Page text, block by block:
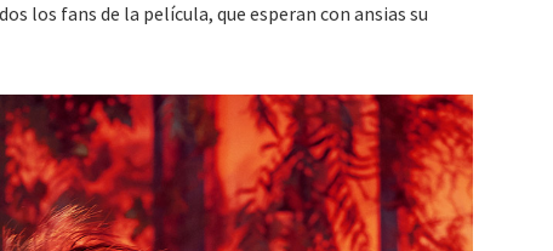
los fans de la película, que esperan con ansias su